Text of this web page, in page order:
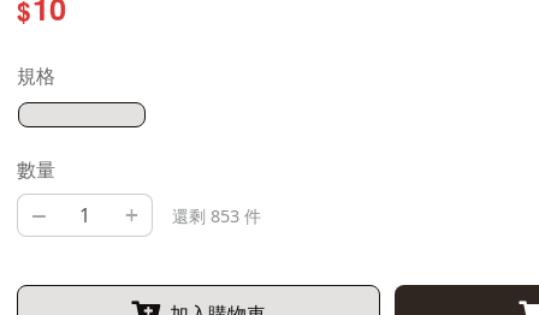
$
規格
數量
– + 還剩 853 件